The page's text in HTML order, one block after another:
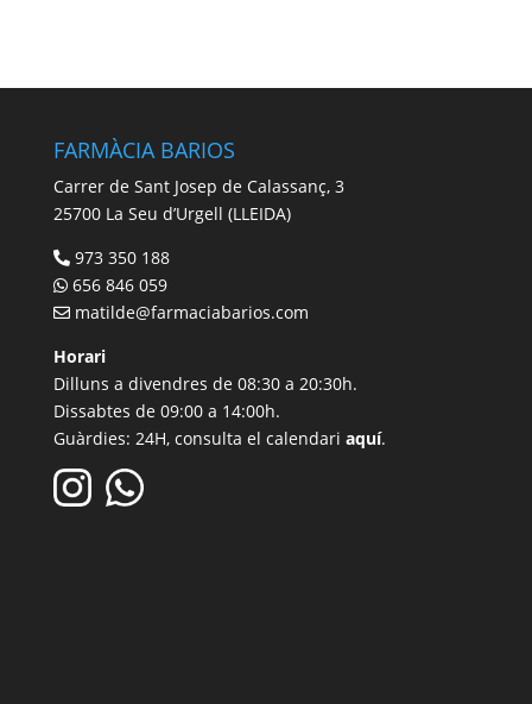
FARMÀCIA BARIOS
Carrer de Sant Josep de Calassanç, 3
25700 La Seu d’Urgell (LLEIDA)
973 350 188
656 846 059
matilde@farmaciabarios.com
Horari
Dilluns a divendres de 08:30 a 20:30h.
Dissabtes de 09:00 a 14:00h.
Guàrdies: 24H, consulta el calendari aquí.